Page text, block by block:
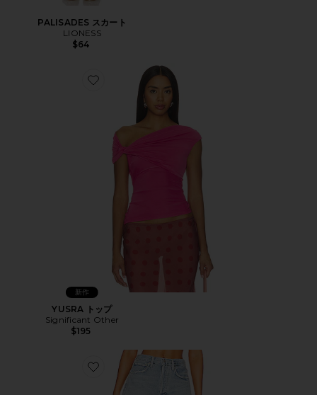
PALISADES スカート
LIONESS
$64
Favorite YUSRA トップ
新作
YUSRA トップ
Significant Other
$195
Favorite MARLOW ヴィンテージショート